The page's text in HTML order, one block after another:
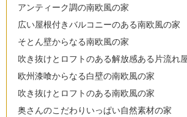
アンティーク調の南欧風の家
広い屋根付きバルコニーのある南欧風の家
そとん壁からなる南欧風の家
吹き抜けとロフトのある解放感ある片流れ
欧州漆喰からなる白壁の南欧風の家
吹き抜けとロフトのある南欧風の家
奥さんのこだわりいっぱい自然素材の家